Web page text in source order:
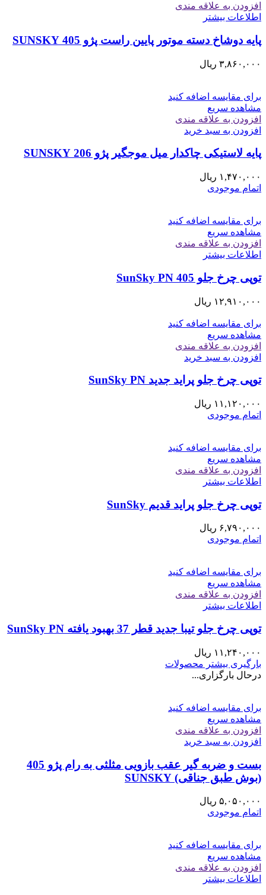
افزودن به علاقه مندی
اطلاعات بیشتر
پایه دوشاخ دسته موتور پایین راست پژو 405 SUNSKY
۳,۸۶۰,۰۰۰ ریال
برای مقایسه اضافه کنید
مشاهده سریع
افزودن به علاقه مندی
افزودن به سبد خرید
پایه لاستیکی چاکدار میل موجگیر پژو 206 SUNSKY
۱,۴۷۰,۰۰۰ ریال
اتمام موجودی
برای مقایسه اضافه کنید
مشاهده سریع
افزودن به علاقه مندی
اطلاعات بیشتر
توپی چرخ جلو 405 SunSky PN
۱۲,۹۱۰,۰۰۰ ریال
برای مقایسه اضافه کنید
مشاهده سریع
افزودن به علاقه مندی
افزودن به سبد خرید
توپی چرخ جلو پرايد جديد SunSky PN
۱۱,۱۲۰,۰۰۰ ریال
اتمام موجودی
برای مقایسه اضافه کنید
مشاهده سریع
افزودن به علاقه مندی
اطلاعات بیشتر
توپی چرخ جلو پرايد قديم SunSky
۶,۷۹۰,۰۰۰ ریال
اتمام موجودی
برای مقایسه اضافه کنید
مشاهده سریع
افزودن به علاقه مندی
اطلاعات بیشتر
توپی چرخ جلو تيبا جديد قطر 37 بهبود يافته SunSky PN
۱۱,۲۴۰,۰۰۰ ریال
بارگیری بیشتر محصولات
درحال بارگزاری...
برای مقایسه اضافه کنید
مشاهده سریع
افزودن به علاقه مندی
افزودن به سبد خرید
بست و ضربه گیر عقب بازویی مثلثی به رام پژو 405
(بوش طبق جناقی) SUNSKY
۵,۰۵۰,۰۰۰ ریال
اتمام موجودی
برای مقایسه اضافه کنید
مشاهده سریع
افزودن به علاقه مندی
اطلاعات بیشتر